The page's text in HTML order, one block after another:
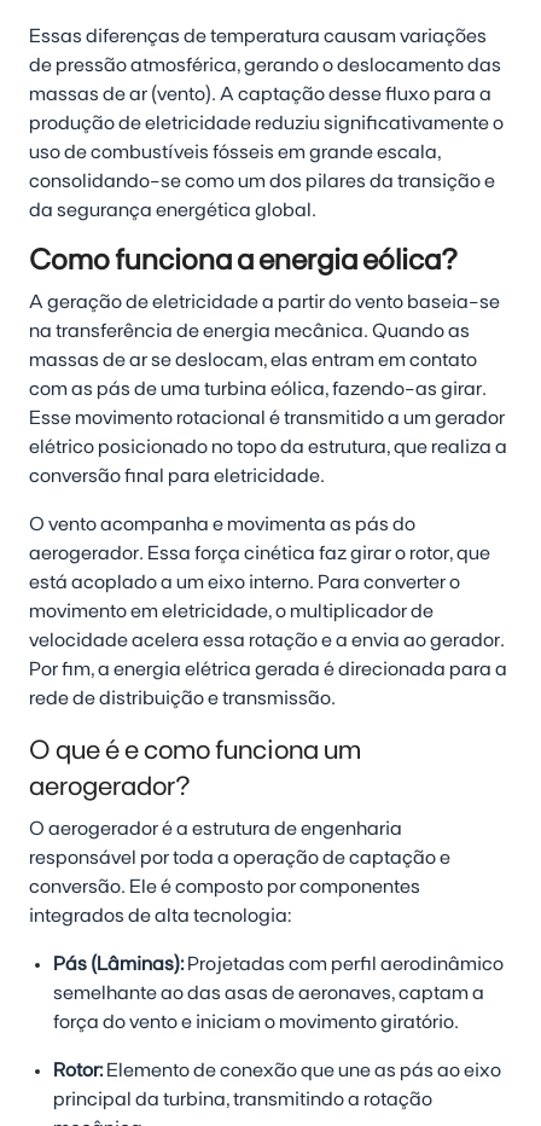
Essas diferenças de temperatura causam variações
de pressão atmosférica, gerando o deslocamento das
massas de ar (vento). A captação desse fluxo para a
produção de eletricidade reduziu significativamente o
uso de combustíveis fósseis em grande escala,
consolidando-se como um dos pilares da transição e
da segurança energética global.
Como funciona a energia eólica?
A geração de eletricidade a partir do vento baseia-se
na transferência de energia mecânica. Quando as
massas de ar se deslocam, elas entram em contato
com as pás de uma turbina eólica, fazendo-as girar.
Esse movimento rotacional é transmitido a um gerador
elétrico posicionado no topo da estrutura, que realiza a
conversão final para eletricidade.
O vento acompanha e movimenta as pás do
aerogerador. Essa força cinética faz girar o rotor, que
está acoplado a um eixo interno. Para converter o
movimento em eletricidade, o multiplicador de
velocidade acelera essa rotação e a envia ao gerador.
Por fim, a energia elétrica gerada é direcionada para a
rede de distribuição e transmissão.
O que é e como funciona um
aerogerador?
O aerogerador é a estrutura de engenharia
responsável por toda a operação de captação e
conversão. Ele é composto por componentes
integrados de alta tecnologia:
Pás (Lâminas):Projetadas com perfil aerodinâmico
semelhante ao das asas de aeronaves, captam a
força do vento e iniciam o movimento giratório.
Rotor:Elemento de conexão que une as pás ao eixo
principal da turbina, transmitindo a rotação